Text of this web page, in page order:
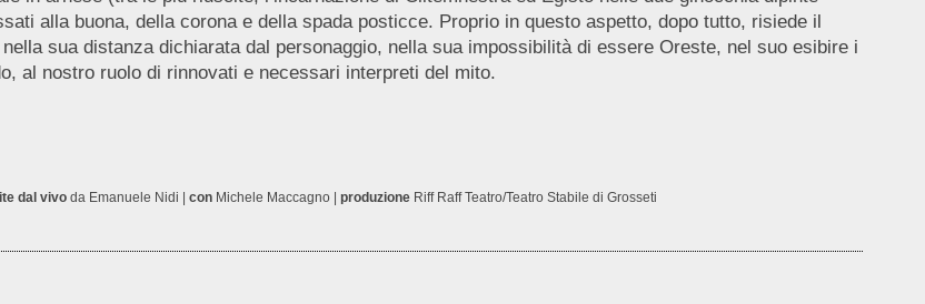
alla buona, della corona e della spada posticce. Proprio in questo aspetto, dopo tutto, risiede il
sua distanza dichiarata dal personaggio, nella sua impossibilità di essere Oreste, nel suo esibire i
al nostro ruolo di rinnovati e necessari interpreti del mito.
dal vivoda Emanuele Nidi | con Michele Maccagno | produzione Riff Raff Teatro/Teatro Stabile di Grosseti